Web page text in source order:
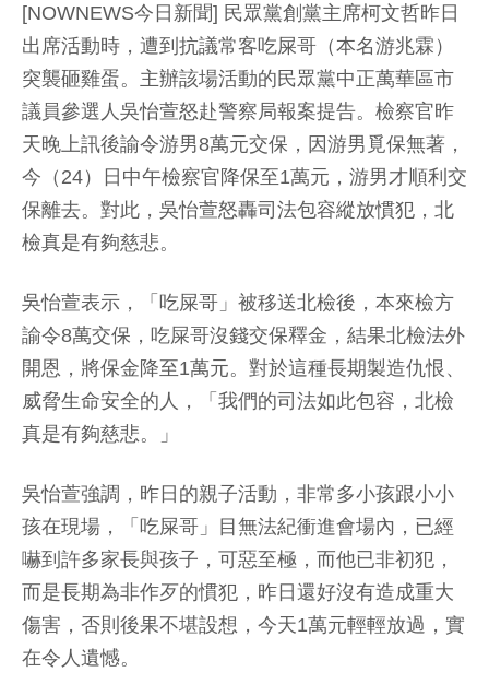
[NOWNEWS今日新聞] 民眾黨創黨主席柯文哲昨日
出席活動時，遭到抗議常客吃屎哥（本名游兆霖）
突襲砸雞蛋。主辦該場活動的民眾黨中正萬華區市
議員參選人吳怡萱怒赴警察局報案提告。檢察官昨
天晚上訊後諭令游男8萬元交保，因游男覓保無著，
今（24）日中午檢察官降保至1萬元，游男才順利交
保離去。對此，吳怡萱怒轟司法包容縱放慣犯，北
檢真是有夠慈悲。
吳怡萱表示，「吃屎哥」被移送北檢後，本來檢方
諭令8萬交保，吃屎哥沒錢交保釋金，結果北檢法外
開恩，將保金降至1萬元。對於這種長期製造仇恨、
威脅生命安全的人，「我們的司法如此包容，北檢
真是有夠慈悲。」
吳怡萱強調，昨日的親子活動，非常多小孩跟小小
孩在現場，「吃屎哥」目無法紀衝進會場內，已經
嚇到許多家長與孩子，可惡至極，而他已非初犯，
而是長期為非作歹的慣犯，昨日還好沒有造成重大
傷害，否則後果不堪設想，今天1萬元輕輕放過，實
在令人遺憾。